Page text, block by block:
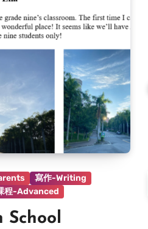
寫作-Writing
程-Advanced